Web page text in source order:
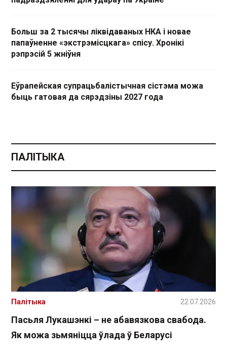
Больш за 2 тысячы ліквідаваных НКА і новае
папаўненне «экстрэмісцкага» спісу. Хронікі
рэпрэсій 5 жніўня
Еўрапейская супрацьбалістычная сістэма можа
быць гатовая да сярэдзіны 2027 года
ПАЛІТЫКА
Пасьля Лукашэнкі – не абавязкова свабода.
Як можа зьмяніцца ўлада ў Беларусі
Палітыка 22.07.2026